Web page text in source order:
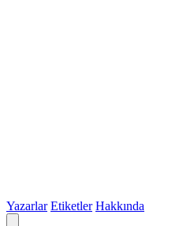
Yazarlar Etiketler Hakkında